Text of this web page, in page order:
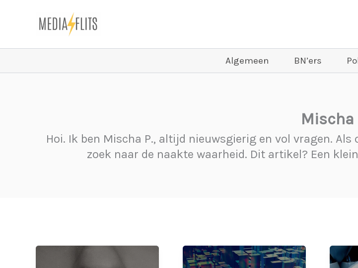
inhoud
Algemeen BN’ers
Mischa
Hoi. Ik ben Mischa P., altijd nieuwsgierig en vol vragen.
zoek naar de naakte waarheid. Dit artikel? Een